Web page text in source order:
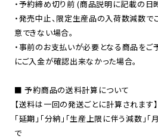
・予約締め切り前 (商品説明に記載の日
・発売中止、限定生産品の入荷数減数
意できない場合。
・事前のお支払いが必要となる商品をご
にご入金が確認出来なかった場合。
■ 予約商品の送料計算について
【送料は一回の発送ごとに計算されます】
「延期」「分納」「生産上限に伴う減数」
で